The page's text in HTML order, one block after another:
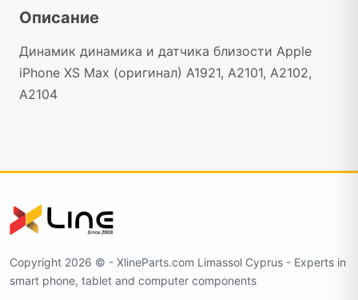
Описание
Динамик динамика и датчика близости Apple
iPhone XS Max (оригинал) A1921, A2101, A2102,
A2104
Copyright 2026 ©️ - XlineParts.com Limassol Cyprus - Experts in
smart phone, tablet and computer components